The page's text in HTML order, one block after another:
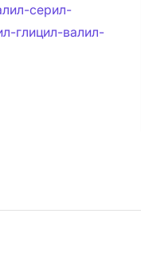
серил-
глицил-валил-